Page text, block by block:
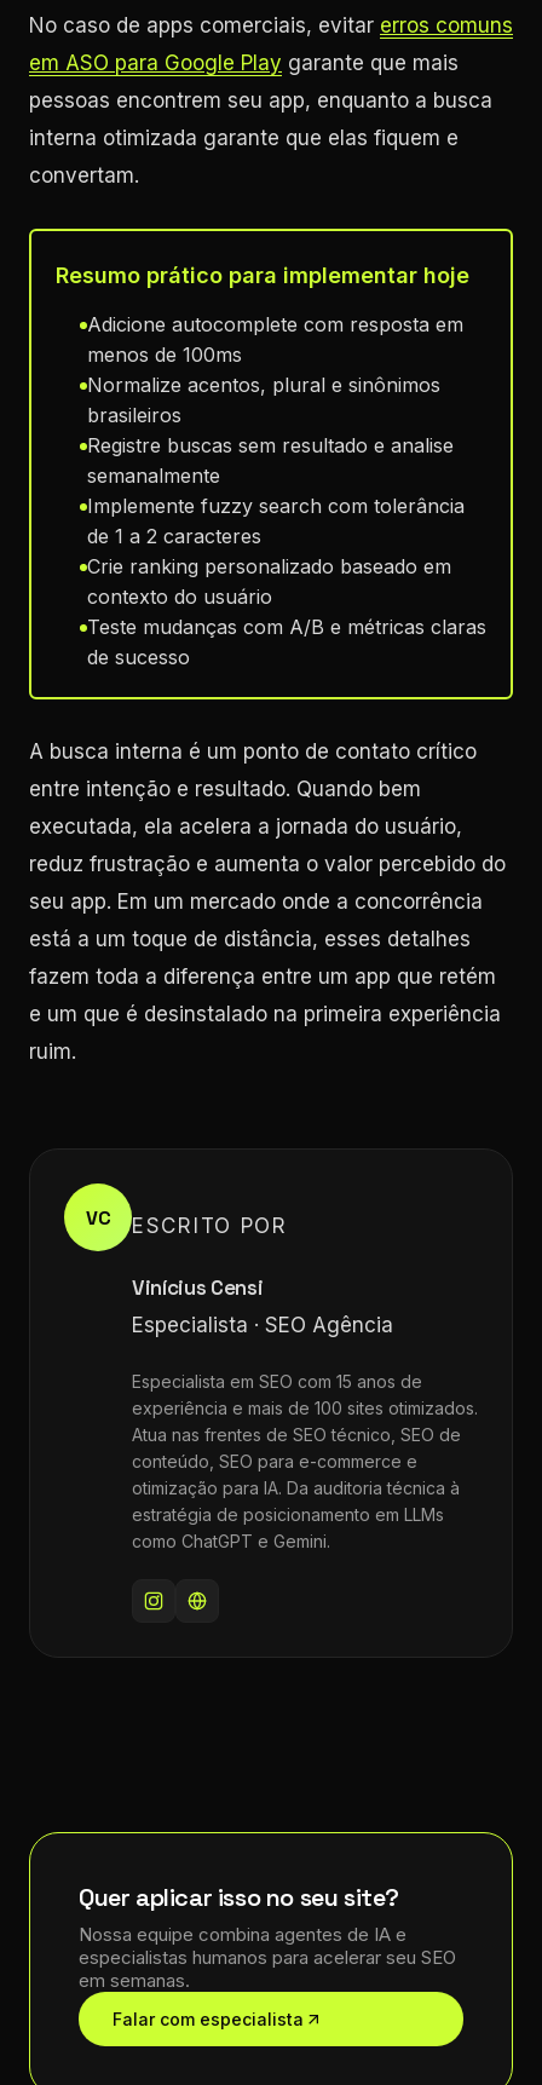
No caso de apps comerciais, evitar erros comuns
em ASO para Google Play garante que mais
pessoas encontrem seu app, enquanto a busca
interna otimizada garante que elas fiquem e
convertam.
Resumo prático para implementar hoje
Adicione autocomplete com resposta em
menos de 100ms
Normalize acentos, plural e sinônimos
brasileiros
Registre buscas sem resultado e analise
semanalmente
Implemente fuzzy search com tolerância
de 1 a 2 caracteres
Crie ranking personalizado baseado em
contexto do usuário
Teste mudanças com A/B e métricas claras
de sucesso
A busca interna é um ponto de contato crítico
entre intenção e resultado. Quando bem
executada, ela acelera a jornada do usuário,
reduz frustração e aumenta o valor percebido do
seu app. Em um mercado onde a concorrência
está a um toque de distância, esses detalhes
fazem toda a diferença entre um app que retém
e um que é desinstalado na primeira experiência
ruim.
VC ESCRITO POR
Vinícius Censi
Especialista · SEO Agência
Especialista em SEO com 15 anos de
experiência e mais de 100 sites otimizados.
Atua nas frentes de SEO técnico, SEO de
conteúdo, SEO para e-commerce e
otimização para IA. Da auditoria técnica à
estratégia de posicionamento em LLMs
como ChatGPT e Gemini.
Quer aplicar isso no seu site?
Nossa equipe combina agentes de IA e
especialistas humanos para acelerar seu SEO
em semanas.
Falar com especialista